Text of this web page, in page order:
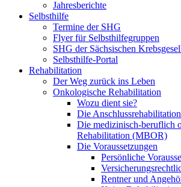
Jahresberichte
Selbsthilfe
Termine der SHG
Flyer für Selbsthilfegruppen
SHG der Sächsischen
Selbsthilfe-Portal
Rehabilitation
Der Weg zurück ins Leben
Onkologische Rehabilitation
Wozu dient sie?
Die
Die medizinisch-beruflich
Rehabilitation (MBOR)
Die Voraussetzungen
Persönliche
Rentner und